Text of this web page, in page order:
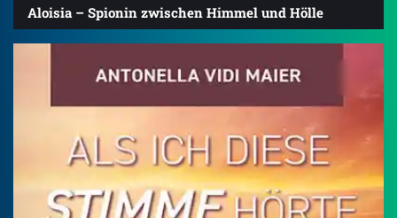
Aloisia – Spionin zwischen Himmel und Hölle